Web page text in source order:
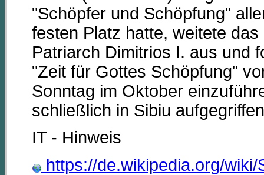
"Schöpfer und Schöpfung"
festen Platz hatte, weitete
Patriarch Dimitrios I. aus und
"Zeit für Gottes Schöpfung"
Sonntag im Oktober
schließlich in Sibiu
IT - Hinweis
https://de.wikipedia.org/